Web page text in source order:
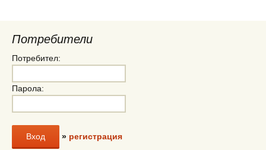
публикациите
Потребители
Потребител:
Парола:
» регистрация